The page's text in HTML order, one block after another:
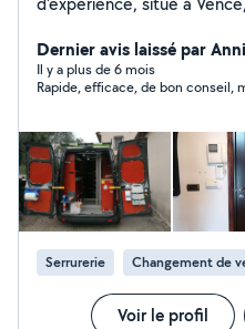
volets roulant - serrures de
fenêtres coulissantes
Produits de qualités et
Dernier avis laissé par
Il y a plus de 6 mois
Rapide, efficace, de bon conseil,
Serrurerie Changement de
Voir le profil